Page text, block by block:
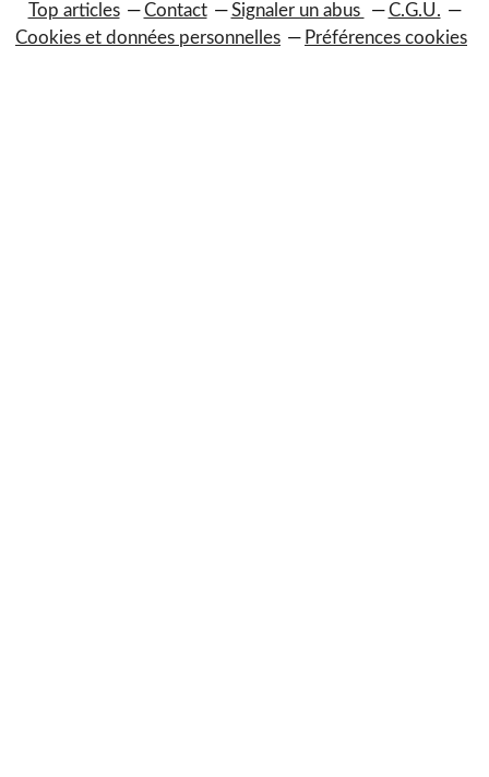
Top articles
Contact Signaler un abus
C.G.U.
Cookies et données personnelles
Préférences cookies